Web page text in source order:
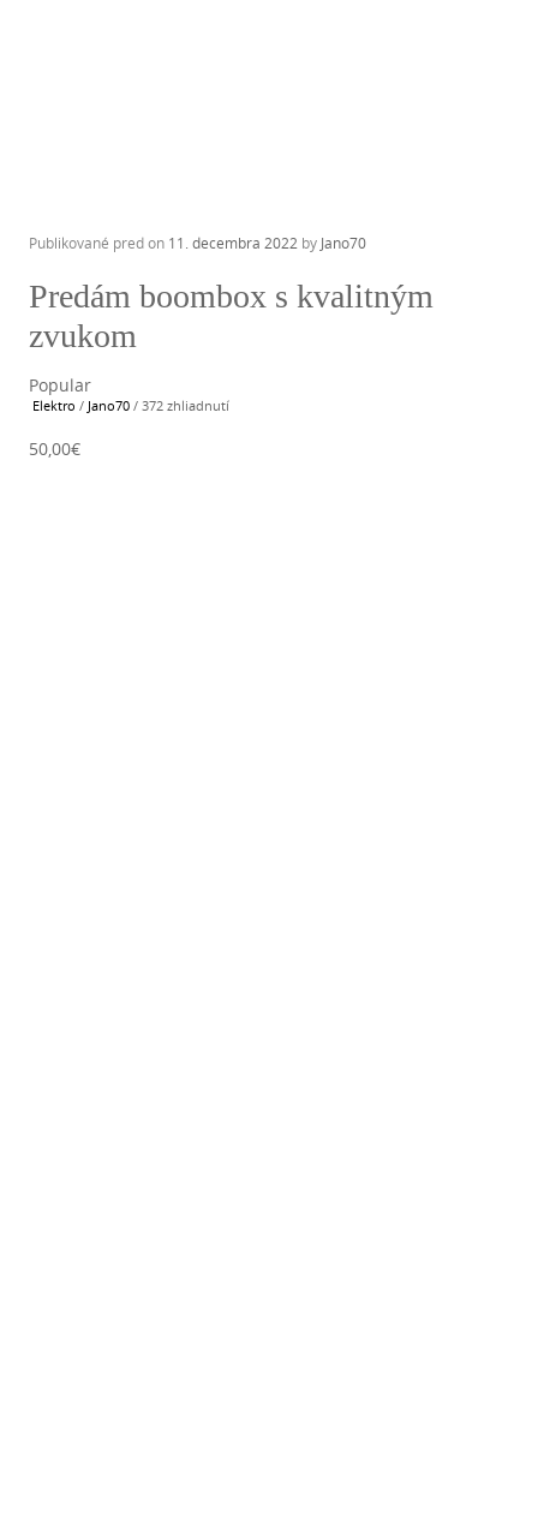
Publikované pred on 11. decembra 2022 by Jano70
Predám boombox s kvalitným
zvukom
Popular
Elektro / Jano70 / 372 zhliadnutí
50,00€